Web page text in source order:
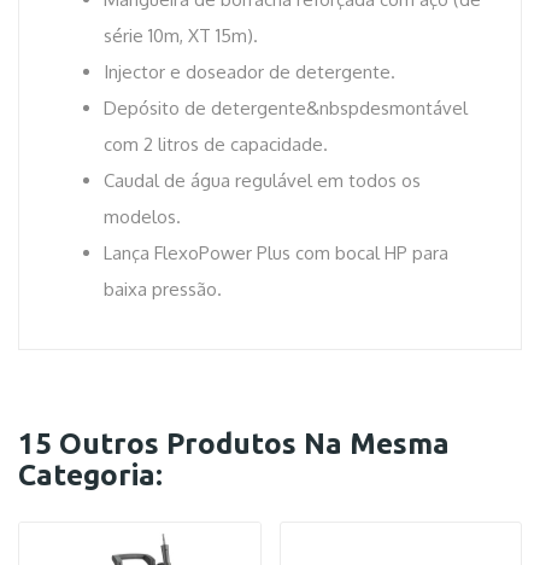
série 10m, XT 15m).
Injector e doseador de detergente.
Depósito de detergente&nbspdesmontável
com 2 litros de capacidade.
Caudal de água regulável em todos os
modelos.
Lança FlexoPower Plus com bocal HP para
baixa pressão.
15 Outros Produtos Na Mesma
Categoria: